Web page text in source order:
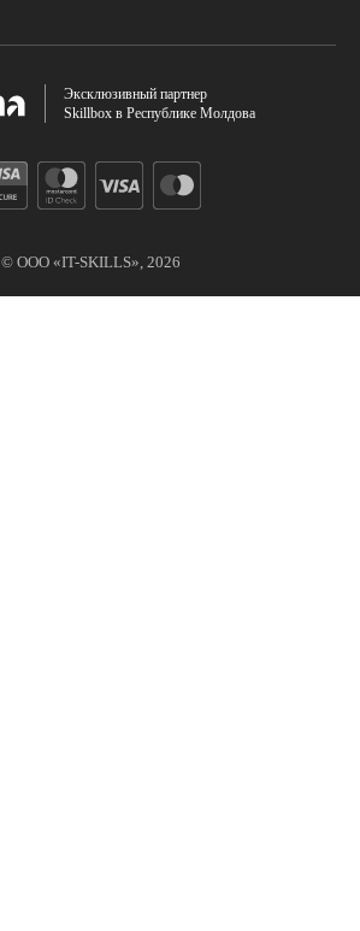
Эксклюзивный партнер
Skillbox в Республике Молдова
© ООО «IT-SKILLS», 2026